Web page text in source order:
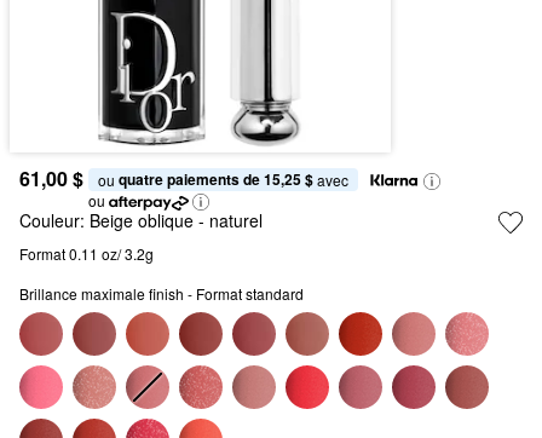
61,00 $ ou quatre paiements de 15,25 $ avec
ou
Couleur: Beige oblique - naturel
Format 0.11 oz/ 3.2g
Brillance maximale finish - Format standard